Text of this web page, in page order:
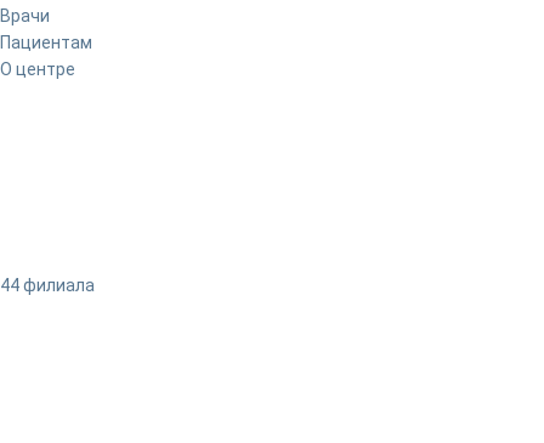
Врачи
Пациентам
О центре
44 филиала